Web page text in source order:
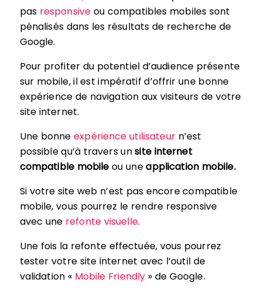
pas responsive ou compatibles mobiles sont
pénalisés dans les résultats de recherche de
Google.
Pour profiter du potentiel d’audience présente
sur mobile, il est impératif d’offrir une bonne
expérience de navigation aux visiteurs de votre
site internet.
Une bonneexpérience utilisateurn’est
possible qu’à travers unsite internet
compatible mobile ou uneapplication mobile.
Si votre site web n’est pas encore compatible
mobile, vous pourrez le rendre responsive
avec une refonte visuelle.
Une fois la refonte effectuée, vous pourrez
tester votre site internet avec l’outil de
validation « Mobile Friendly » de Google.